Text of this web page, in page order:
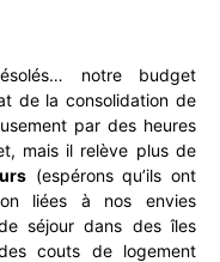
notre budget
de la consolidation de
par des heures
mais il relève plus de
(espérons qu’ils ont
liées à nos envies
séjour dans des îles
couts de logement